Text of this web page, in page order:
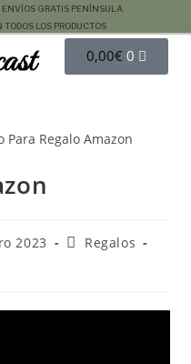
ENVÍOS GRATIS PENÍNSULA
LOS PRODUCTOS
0,00€ 0
2023
Regalos